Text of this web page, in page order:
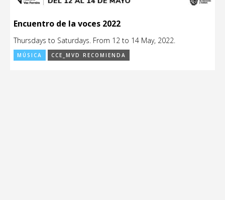
Encuentro de la voces 2022
Thursdays to Saturdays. From 12 to 14 May, 2022.
MÚSICA CCE_MVD RECOMIENDA